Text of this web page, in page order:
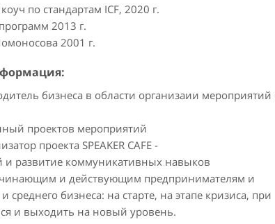
по стандартам ICF, 2020 г.
2013 г.
2001 г.
бизнеса в области организаии мероприятий
проектов мероприятий
проекта SPEAKER САFE -
и развитие коммуникативных навыков
и действующим предпринимателям и
среднего бизнеса: на старте, на этапе кризиса, при
и выходить на новый уровень.